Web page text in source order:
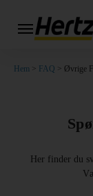
Menu
Book
en
Minilease
Hem > FAQ > Øvrige
Her finder du